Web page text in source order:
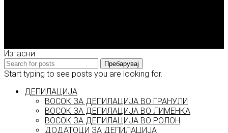
Изгасни
Пребарувај
Start typing to see posts you are looking for.
ДЕПИЛАЦИЈА
ВОСОК ЗА ДЕПИЛАЦИЈА ВО ГРАНУЛИ
ВОСОК ЗА ДЕПИЛАЦИЈА ВО ЛИМЕНКА
ВОСОК ЗА ДЕПИЛАЦИЈА ВО РОЛОН
ДОДАТОЦИ ЗА ДЕПИЛАЦИЈА